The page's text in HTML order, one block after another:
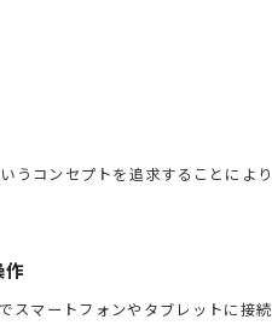
うコンセプトを追求することによ
作
スマートフォンやタブレットに接